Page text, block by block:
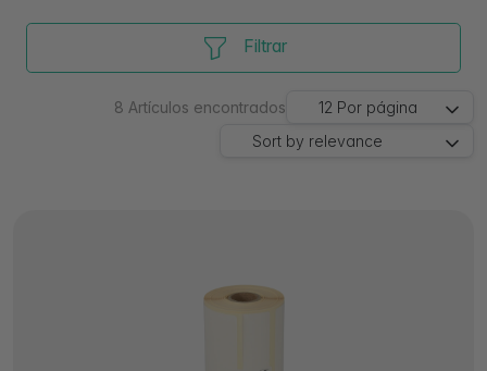
Filtrar
8 Artículos encontrados 12 Por página
Sort by relevance